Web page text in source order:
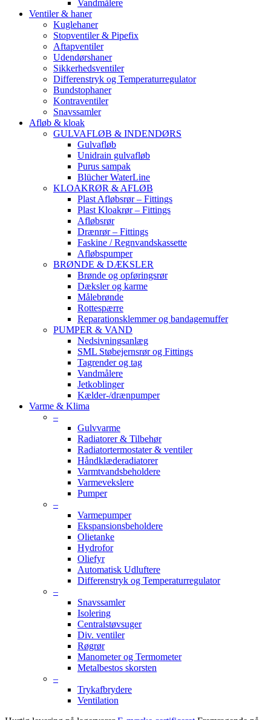
Vandmålere
Ventiler & haner
Kuglehaner
Stopventiler & Pipefix
Aftapventiler
Udendørshaner
Sikkerhedsventiler
Differenstryk og Temperaturregulator
Bundstophaner
Kontraventiler
Snavssamler
Afløb & kloak
GULVAFLØB & INDENDØRS
Gulvafløb
Unidrain gulvafløb
Purus sampak
Blücher WaterLine
KLOAKRØR & AFLØB
Plast Afløbsrør – Fittings
Plast Kloakrør – Fittings
Afløbsrør
Drænrør – Fittings
Faskine / Regnvandskassette
Afløbspumper
BRØNDE & DÆKSLER
Brønde og opføringsrør
Dæksler og karme
Målebrønde
Rottespærre
Reparationsklemmer og bandagemuffer
PUMPER & VAND
Nedsivningsanlæg
SML Støbejernsrør og Fittings
Tagrender og tag
Vandmålere
Jetkoblinger
Kælder-/drænpumper
Varme & Klima
–
Gulvvarme
Radiatorer & Tilbehør
Radiatortermostater & ventiler
Håndklæderadiatorer
Varmtvandsbeholdere
Varmevekslere
Pumper
–
Varmepumper
Ekspansionsbeholdere
Olietanke
Hydrofor
Oliefyr
Automatisk Udluftere
Differenstryk og Temperaturregulator
–
Snavssamler
Isolering
Centralstøvsuger
Div. ventiler
Røgrør
Manometer og Termometer
Metalbestos skorsten
–
Trykafbrydere
Ventilation